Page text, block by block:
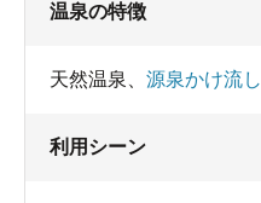
温泉の特徴
天然温泉 源泉かけ流し
利用シーン